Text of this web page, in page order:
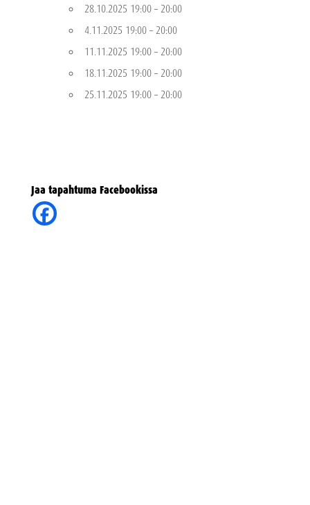
28.10.2025 19:00– 20:00
4.11.2025 19:00– 20:00
11.11.2025 19:00– 20:00
18.11.2025 19:00– 20:00
25.11.2025 19:00– 20:00
Jaa tapahtuma Facebookissa